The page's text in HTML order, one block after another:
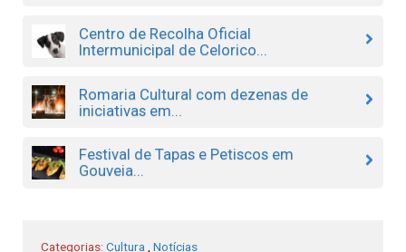
Centro de Recolha Oficial
Intermunicipal de Celorico...
Romaria Cultural com dezenas de
iniciativas em...
Festival de Tapas e Petiscos em
Gouveia...
Categorias: Cultura
Notícias